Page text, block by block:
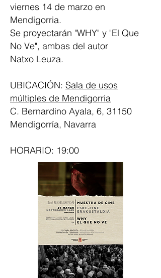
viernes 14 de marzo en
Mendigorria.
Se proyectarán "WHY" y "El Que
No Ve", ambas del autor
Natxo Leuza.
UBICACIÓN: Sala de usos
múltiples de Mendigorria
C. Bernardino Ayala, 6, 31150
Mendigorría, Navarra
HORARIO: 19:00